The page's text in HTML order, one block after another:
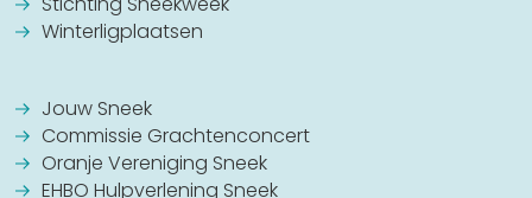
Winterligplaatsen
Jouw Sneek
Commissie Grachtenconcert
Oranje Vereniging Sneek
EHBO Hulpverlening Sneek